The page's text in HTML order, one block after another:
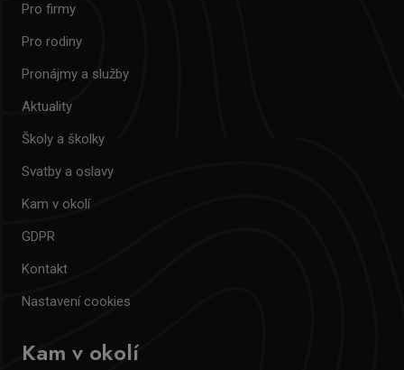
Pro firmy
Pro rodiny
Pronájmy a služby
Aktuality
Školy a školky
Svatby a oslavy
Kam v okolí
GDPR
Kontakt
Nastavení cookies
Kam v okolí